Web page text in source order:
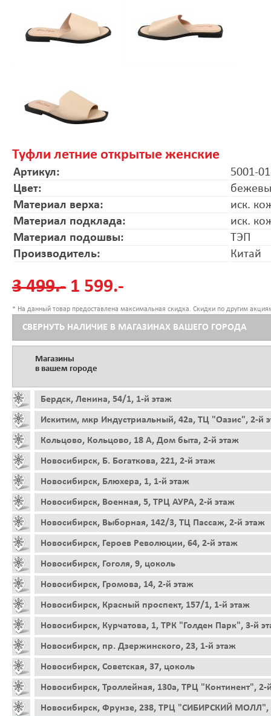
Туфли летние открытые женские
Артикул:
5001-
Цвет:
Материал верха:
иск.
Материал подклада:
иск.
Материал подошвы:
ТЭП
Производитель:
Китай
3 499.- 1 599.-
* На данный товар предоставлена максимальная скидка. Скидки по другим
СВЕРНУТЬ НАЛИЧИЕ В МАГАЗИНАХ ВАШЕГО ГОРОДА
Магазины
в вашем городе
Бердск, Ленина, 54/1, 1-й этаж
Искитим, мкр Индустриальный, 42а, ТЦ "Оазис", 2-й
Кольцово, Кольцово, 18 А, Дом быта, 2-й этаж
Новосибирск, Б. Богаткова, 221, 2-й этаж
Новосибирск, Блюхера, 1, 1-й этаж
Новосибирск, Военная, 5, ТРЦ АУРА, 2-й этаж
Новосибирск, Выборная, 142/3, ТЦ Пассаж, 2-й этаж
Новосибирск, Героев Революции, 64, 2-й этаж
Новосибирск, Гоголя, 9, цоколь
Новосибирск, Громова, 14, 2-й этаж
Новосибирск, Красный проспект, 157/1, 1-й этаж
Новосибирск, Курчатова, 1, ТРК "Голден Парк", 3-й
Новосибирск, пр. Дзержинского, 23, 1-й этаж
Новосибирск, Советская, 37, цоколь
Новосибирск, Троллейная, 130а, ТРЦ "Континент", 2-
Новосибирск, Фрунзе, 238, ТРЦ "СИБИРСКИЙ МОЛЛ",